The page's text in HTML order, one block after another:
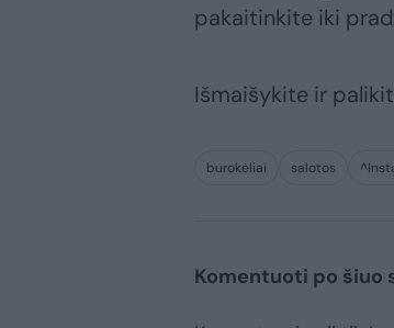
pakaitinkite iki
Išmaišykite ir
burokėliai salotos
Komentuoti po šiuo